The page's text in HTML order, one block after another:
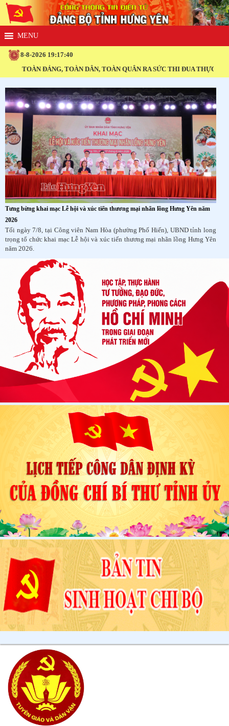
8-8-2026 19:17:42
DÂN, TOÀN QUÂN RA SỨC THI ĐUA THỰC HIỆN THẮNG LỢI NGHỊ
Tưng bừng khai mạc Lễ hội và xúc tiến thương mại nhãn lồng Hưng Yên năm
2026
Tối ngày 7/8, tại Công viên Nam Hòa (phường Phố Hiến), UBND tỉnh long
trọng tổ chức khai mạc Lễ hội và xúc tiến thương mại nhãn lồng Hưng Yên
năm 2026.